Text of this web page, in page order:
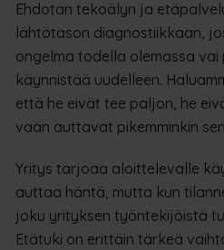
Ehdotan tekoälyn ja
lähtötason diagnostiikkaan,
ongelma todella olemassa vai
käynnistää uudelleen.
että he eivät tee paljon, he
vaan auttavat pikemminkin
Yritys tarjoaa aloittelevalle
auttaa häntä, mutta kun
joku yrityksen työntekijöistä
Etätuki on erittäin tärkeä